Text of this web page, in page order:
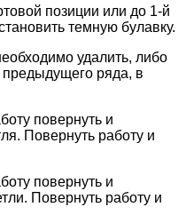
позиции или до 1-й
темную булавку.
удалить, либо
предыдущего ряда, в
повернуть и
Повернуть работу и
повернуть и
Повернуть работу и